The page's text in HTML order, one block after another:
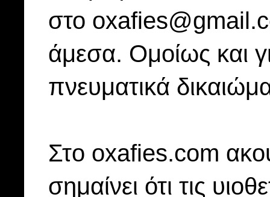
στο
άμεσα. Ομοίως και
πνευματικά
Στo oxafies.com
σημαίνει ότι τις